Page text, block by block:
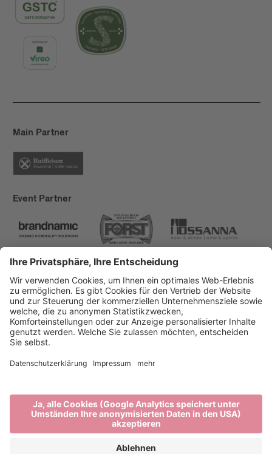
Main Partner
Event Partner
Brixen Tourismus
Privacy
Impressum
Förderungen
produced by